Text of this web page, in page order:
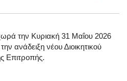
την Κυριακή 31 Μαΐου 2026
ανάδειξη νέου Διοικητικού
Επιτροπής.